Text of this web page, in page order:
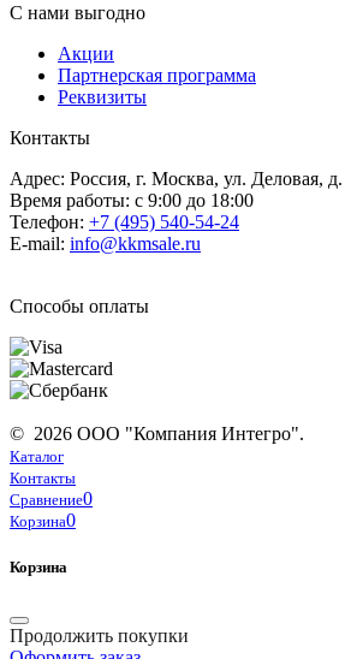
С нами выгодно
Акции
Партнерская программа
Реквизиты
Контакты
Адрес: Россия, г. Москва, ул. Деловая,
Время работы: с 9:00 до 18:00
Телефон: +7 (495) 540-54-24
E-mail: info@kkmsale.ru
Способы оплаты
© 2026 ООО "Компания Интегро".
Каталог
Контакты
Сравнение0
Корзина0
Корзина
Продолжить покупки